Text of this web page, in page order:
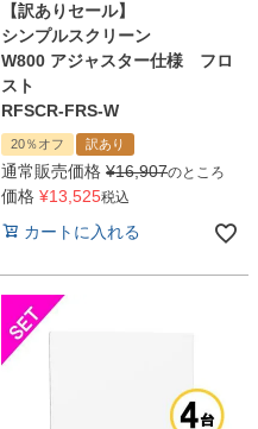
【訳ありセール】
シンプルスクリーン
W800 アジャスター仕様 フロ
スト
RFSCR-FRS-W
20％オフ 訳あり
通常販売価格 ¥16,907のところ
価格 ¥13,525税込
カートに入れる